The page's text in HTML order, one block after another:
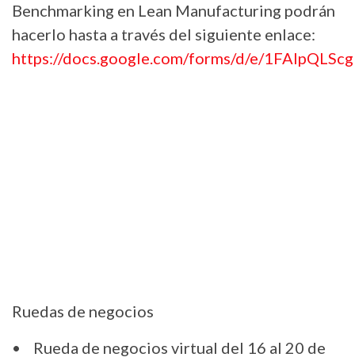
Benchmarking en Lean Manufacturing podrán
hacerlo hasta a través del siguiente enlace:
https://docs.google.com/forms/d/e/
Ruedas de negocios
• Rueda de negocios virtual del 16 al 20 de